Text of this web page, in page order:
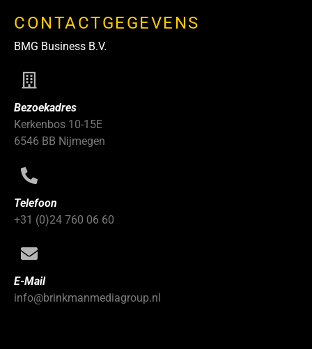
CONTACTGEGEVENS
BMG Business B.V.
Bezoekadres
Kerkenbos 10-15E
6546 BB Nijmegen
Telefoon
+31 (0)24 760 06 60
E-Mail
info@brinkmanmediagroup.nl